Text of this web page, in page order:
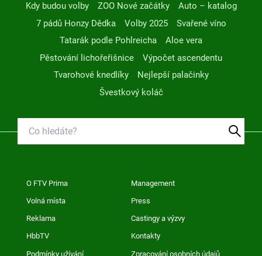
Kdy budou volby
ZOO Nové začátky
Auto – katalog
7 pádů Honzy Dědka
Volby 2025
Svařené víno
Tatarák podle Pohlreicha
Aloe vera
Pěstování lichořeřišnice
Výpočet ascendentu
Tvarohové knedlíky
Nejlepší palačinky
Švestkový koláč
O FTV Prima Management
Volná místa Press
Reklama Castingy a výzvy
HbbTV Kontakty
Podmínky užívání Zpracování osobních údajů